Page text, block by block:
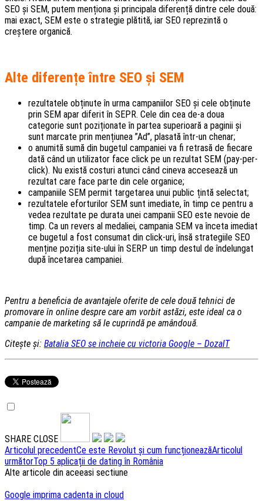
SEO și SEM, putem menționa și principala diferență dintre cele două:
mai exact, SEM este o strategie plătită, iar SEO reprezintă o
creștere organică.
Alte diferențe între SEO și SEM
rezultatele obținute în urma campaniilor SEO și cele obținute
prin SEM apar diferit în SEPR. Cele din cea de-a doua
categorie sunt poziționate în partea superioară a paginii și
sunt marcate prin mențiunea ”Ad”, plasată într-un chenar;
o anumită sumă din bugetul campaniei va fi retrasă de fiecare
dată când un utilizator face click pe un rezultat SEM (pay-per-
click). Nu există costuri atunci când cineva accesează un
rezultat care face parte din cele organice;
campaniile SEM permit targetarea unui public țintă selectat;
rezultatele eforturilor SEM sunt imediate, în timp ce pentru a
vedea rezultate pe durata unei campanii SEO este nevoie de
timp. Ca un revers al medaliei, campania SEM va înceta imediat
ce bugetul a fost consumat din click-uri, însă strategiile SEO
menține poziția site-ului în SERP un timp destul de îndelungat
după încetarea campaniei.
Pentru a beneficia de avantajele oferite de cele două tehnici de
promovare în online despre care am vorbit astăzi, este ideal ca o
campanie de marketing să le cuprindă pe amândouă.
Citește și: Batalia SEO se incheie cu victoria Google – DozaIT
SHARE CLOSE
Navigare
articole
Articolul precedentCe este Revolut și cum funcționeazăArticolul
următorTop 5 aplicații de dating în România
Alte articole din aceeasi sectiune
Google imprima cadenta in cloud